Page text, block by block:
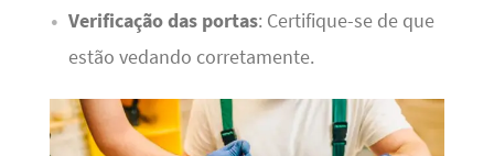
Verificação das portas: Certifique-se de que
estão vedando corretamente.